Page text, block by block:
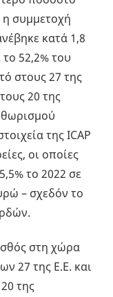
η συμμετοχή
κατά 1,8
52,2% του
στους 27 της
20 της
της ICAP
οι οποίες
το 2022 σε
– σχεδόν το
στη χώρα
27 της Ε.Ε. και
της